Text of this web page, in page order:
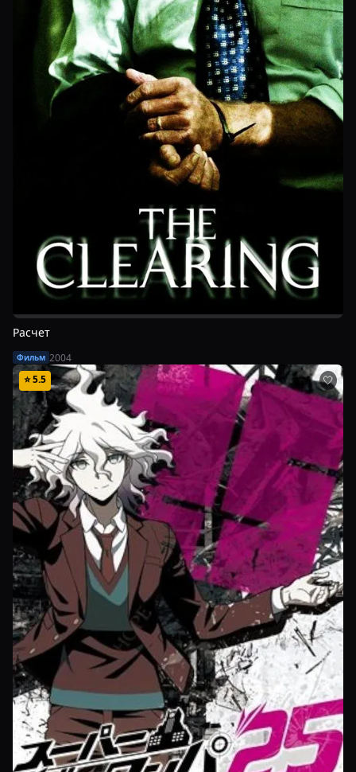
Расчет
Фильм 2004
⭐5.5 🤍